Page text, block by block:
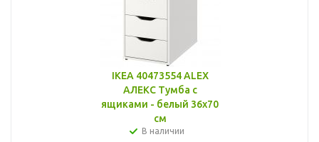
IKEA 40473554 ALEX
АЛЕКС Тумба с
ящиками - белый 36x70
см
В наличии